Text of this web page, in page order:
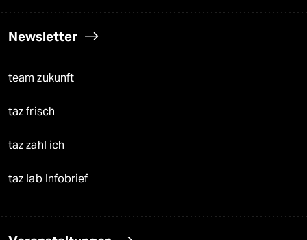
Newsletter
team zukunft
taz frisch
taz zahl ich
taz lab Infobrief